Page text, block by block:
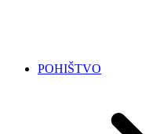
POHIŠTVO